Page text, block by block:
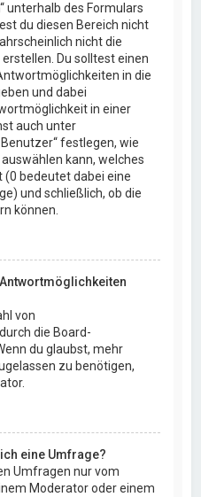
unterhalb des Formulars
du diesen Bereich nicht
nicht die
Du solltest einen
in die
und dabei
in einer
auch unter
festlegen, wie
kann, welches
bedeutet dabei eine
und schließlich, ob die
können.
von
die Board-
du glaubst, mehr
zu benötigen,
eine Umfrage?
Umfragen nur vom
Moderator oder einem